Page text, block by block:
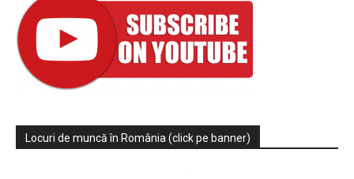
Locuri de muncă în România (click pe banner)